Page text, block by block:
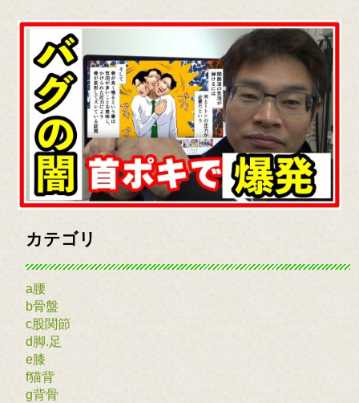
カテゴリ
a腰
b骨盤
c股関節
d脚.足
e膝
f猫背
g背骨